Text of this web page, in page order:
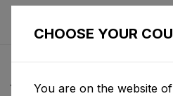
ALLE NIEUWS
CHOOSE YOUR
You are on the website